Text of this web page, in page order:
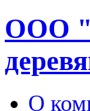
ООО
О